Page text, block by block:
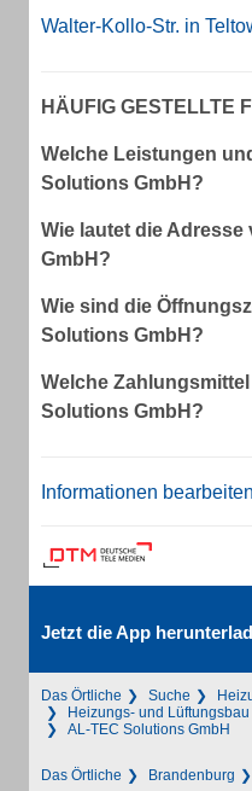
Walter-Kollo-Str. in
HÄUFIG GESTELLTE
Welche Leistungen
Solutions GmbH?
Wie lautet die
GmbH?
Wie sind die
Solutions GmbH?
Welche
Solutions GmbH?
Informationen bearbeiten
Jetzt die App
Das Örtliche Suche
Heizungs- und
AL-TEC Solutions GmbH
Das Örtliche Brandenburg